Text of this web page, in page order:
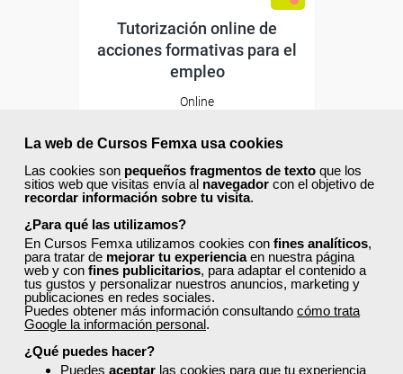
La web de Cursos Femxa usa cookies
Las cookies son pequeños fragmentos de texto que los
sitios web que visitas envía al navegador con el objetivo de
recordar información sobre tu visita.
¿Para qué las utilizamos?
En Cursos Femxa utilizamos cookies con fines analíticos,
para tratar de mejorar tu experienciaen nuestra página
web y con fines publicitarios, para adaptar el contenido a
tus gustos y personalizar nuestros anuncios, marketing y
publicaciones en redes sociales.
Puedes obtener más información consultando cómo trata
Google la información personal.
¿Qué puedes hacer?
Puedes aceptar las cookies para que tu experiencia
Tutorización online de
acciones formativas para el
empleo
Online
195,00 €
117,00 €
Comprar
20
Descuentos especiales